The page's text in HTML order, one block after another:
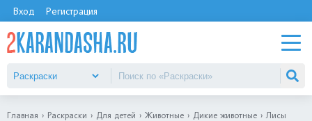
Вход Регистрация
Главная Раскраски Для детей Животные Дикие животные
Лисы